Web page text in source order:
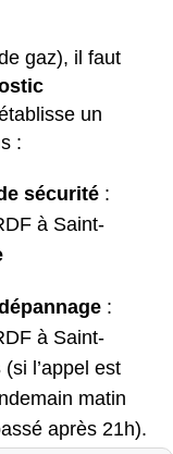
gaz), il faut
un
:
sécurité :
à Saint-
:
à Saint-
(si l’appel est
matin
après 21h).